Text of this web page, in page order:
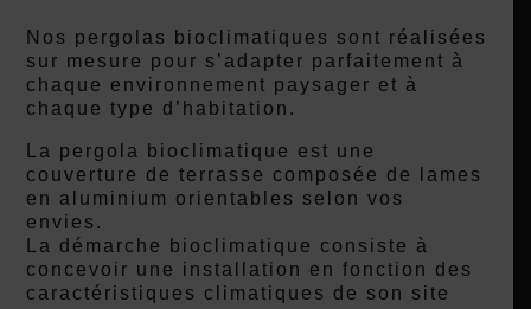
Nos pergolas bioclimatiques sont réalisées
sur mesure pour s’adapter parfaitement à
chaque environnement paysager et à
chaque type d’habitation.
La pergola bioclimatique est une
couverture de terrasse composée de lames
en aluminium orientables selon vos
envies.
La démarche bioclimatique consiste à
concevoir une installation en fonction des
caractéristiques climatiques de son site